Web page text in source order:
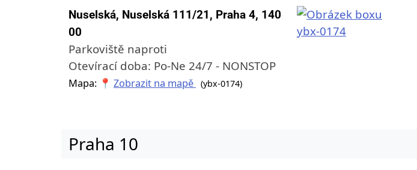
Nuselská, Nuselská 111/21, Praha 4, 140
00
Parkoviště naproti
Otevírací doba: Po-Ne 24/7 - NONSTOP
Mapa: 📍 Zobrazit na mapě (ybx-0174)
Praha 10